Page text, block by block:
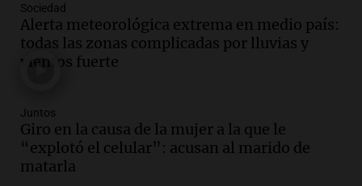
Audio.
Argentina: lluvias, tormentas y ráfagas
de viento fuertes en varias provincias
Noticias
Audio.
"Tocar en Liverpool es como tocar el
cielo con las manos"
Ahora país
Sociedad
Alerta meteorológica extrema en medio país:
todas las zonas complicadas por lluvias y
vientos fuerte
Juntos
Giro en la causa de la mujer a la que le
“explotó el celular”: acusan al marido de
matarla